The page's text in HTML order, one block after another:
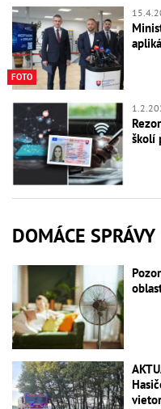
FOTO
školí
DOMÁCE SPRÁVY